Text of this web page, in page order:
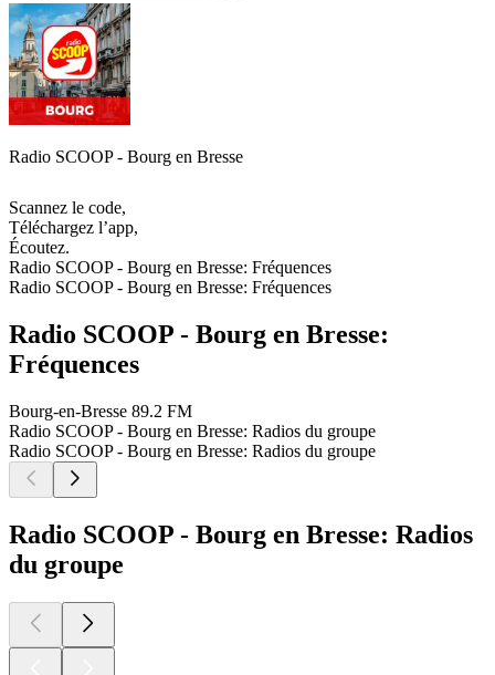
Radio SCOOP - Bourg en Bresse
Scannez le code,
Téléchargez l’app,
Écoutez.
Radio SCOOP - Bourg en Bresse: Fréquences
Radio SCOOP - Bourg en Bresse: Fréquences
Radio SCOOP - Bourg en Bresse:
Fréquences
Bourg-en-Bresse 89.2 FM
Radio SCOOP - Bourg en Bresse: Radios du groupe
Radio SCOOP - Bourg en Bresse: Radios du groupe
Radio SCOOP - Bourg en Bresse: Radios
du groupe